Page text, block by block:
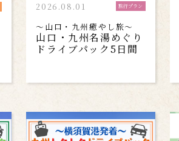
2026.08.01 旅行プラン
～山口・九州癒やし旅～
山口・九州名湯めぐり
ドライブパック5日間